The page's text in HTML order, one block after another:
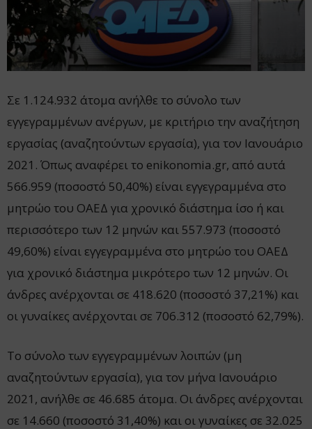
Σε 1.124.932 άτομα ανήλθε το σύνολο των
εγγεγραμμένων ανέργων, με κριτήριο την αναζήτηση
εργασίας (αναζητούντων εργασία), για τον Ιανουάριο
2021. Όπως αναφέρει το enikonomia.gr, από αυτά
566.959 (ποσοστό 50,40%) είναι εγγεγραμμένα στο
μητρώο του ΟΑΕΔ για χρονικό διάστημα ίσο ή και
περισσότερο των 12 μηνών και 557.973 (ποσοστό
49,60%) είναι εγγεγραμμένα στο μητρώο του ΟΑΕΔ
για χρονικό διάστημα μικρότερο των 12 μηνών. Οι
άνδρες ανέρχονται σε 418.620 (ποσοστό 37,21%) και
οι γυναίκες ανέρχονται σε 706.312 (ποσοστό 62,79%).
Το σύνολο των εγγεγραμμένων λοιπών (μη
αναζητούντων εργασία), για τον μήνα Ιανουάριο
2021, ανήλθε σε 46.685 άτομα. Οι άνδρες ανέρχονται
σε 14.660 (ποσοστό 31,40%) και οι γυναίκες σε 32.025